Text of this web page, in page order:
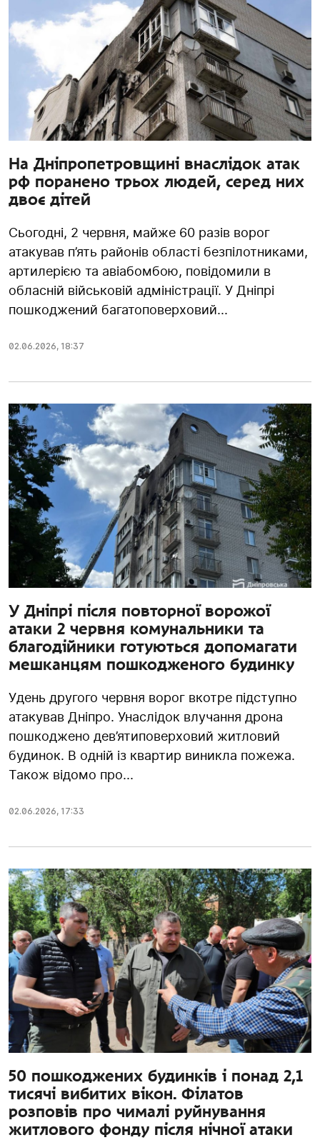
На Дніпропетровщині внаслідок атак
рф поранено трьох людей, серед них
двоє дітей
Сьогодні, 2 червня, майже 60 разів ворог
атакував п’ять районів області безпілотниками,
артилерією та авіабомбою, повідомили в
обласній військовій адміністрації. У Дніпрі
пошкоджений багатоповерховий...
02.06.2026, 18:37
У Дніпрі після повторної ворожої
атаки 2 червня комунальники та
благодійники готуються допомагати
мешканцям пошкодженого будинку
Удень другого червня ворог вкотре підступно
атакував Дніпро. Унаслідок влучання дрона
пошкоджено дев’ятиповерховий житловий
будинок. В одній із квартир виникла пожежа.
Також відомо про...
02.06.2026, 17:33
50 пошкоджених будинків і понад 2,1
тисячі вибитих вікон. Філатов
розповів про чималі руйнування
житлового фонду після нічної атаки